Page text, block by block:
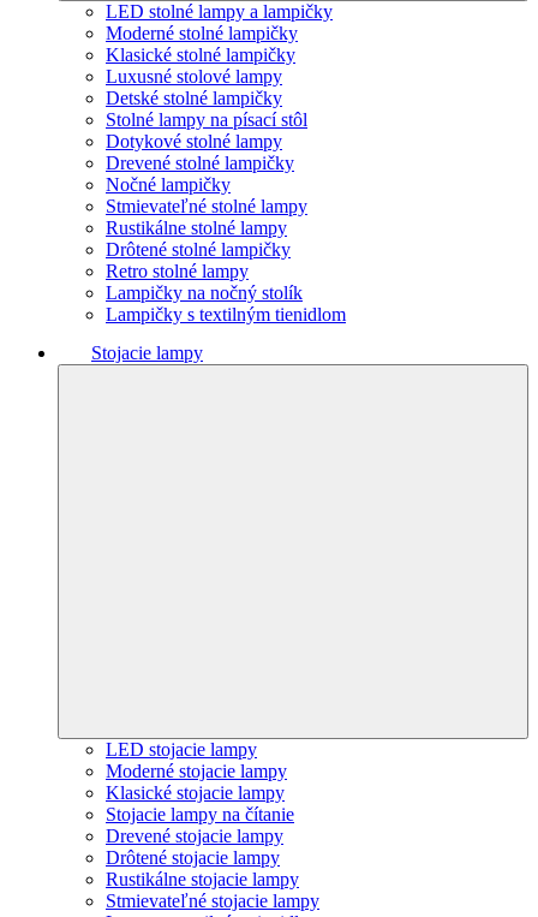
LED stolné lampy a lampičky
Moderné stolné lampičky
Klasické stolné lampičky
Luxusné stolové lampy
Detské stolné lampičky
Stolné lampy na písací stôl
Dotykové stolné lampy
Drevené stolné lampičky
Nočné lampičky
Stmievateľné stolné lampy
Rustikálne stolné lampy
Drôtené stolné lampičky
Retro stolné lampy
Lampičky na nočný stolík
Lampičky s textilným tienidlom
Stojacie lampy
LED stojacie lampy
Moderné stojacie lampy
Klasické stojacie lampy
Stojacie lampy na čítanie
Drevené stojacie lampy
Drôtené stojacie lampy
Rustikálne stojacie lampy
Stmievateľné stojacie lampy